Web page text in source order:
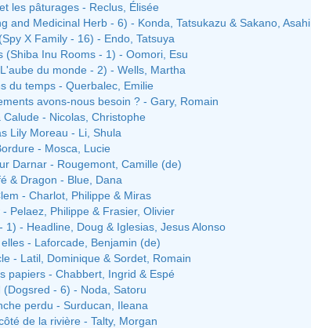
les pâturages - Reclus, Élisée
and Medicinal Herb - 6) - Konda, Tatsukazu & Sakano, Asahi
X Family - 16) - Endo, Tatsuya
(Shiba Inu Rooms - 1) - Oomori, Esu
du monde - 2) - Wells, Martha
du temps - Querbalec, Emilie
avons-nous besoin ? - Gary, Romain
Calude - Nicolas, Christophe
Lily Moreau - Li, Shula
- Mosca, Lucie
Darnar - Rougemont, Camille (de)
& Dragon - Blue, Dana
- Charlot, Philippe & Miras
Pelaez, Philippe & Frasier, Olivier
1) - Headline, Doug & Iglesias, Jesus Alonso
- Laforcade, Benjamin (de)
- Latil, Dominique & Sordet, Romain
papiers - Chabbert, Ingrid & Espé
(Dogsred - 6) - Noda, Satoru
perdu - Surducan, Ileana
de la rivière - Talty, Morgan